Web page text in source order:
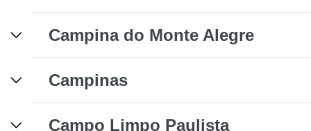
Campina do Monte Alegre
Campinas
Campo Limpo Paulista